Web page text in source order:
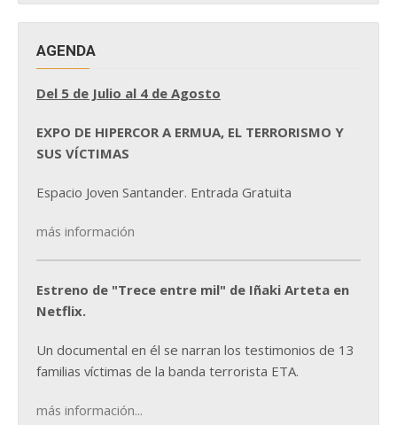
AGENDA
Del 5 de Julio al 4 de Agosto
EXPO DE HIPERCOR A ERMUA, EL TERRORISMO Y
SUS VÍCTIMAS
Espacio Joven Santander. Entrada Gratuita
más información
Estreno de "Trece entre mil" de Iñaki Arteta en
Netflix.
Un documental en él se narran los testimonios de 13
familias víctimas de la banda terrorista ETA.
más información...